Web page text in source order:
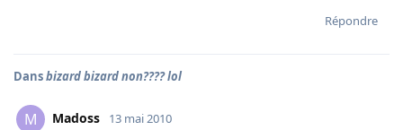
Répondre
Dansbizard bizard non???? lol
M Madoss 13 mai 2010